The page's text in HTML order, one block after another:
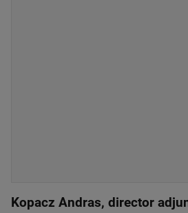
Kopacz Andras, director